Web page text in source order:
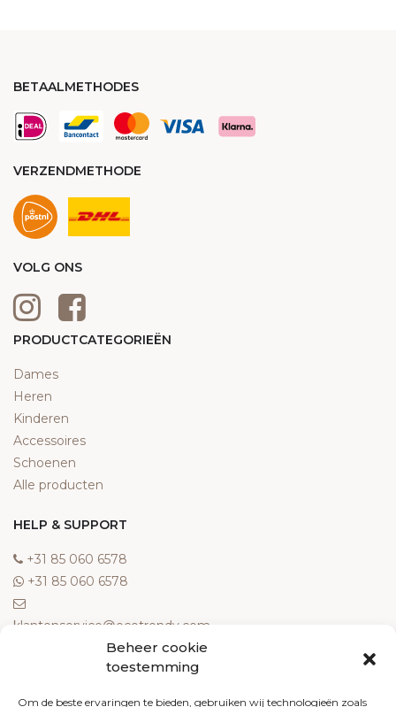
Beheer cookie
toestemming
Om de beste ervaringen te bieden, gebruiken wij technologieën zoals
BETAALMETHODES
VERZENDMETHODE
VOLG ONS
PRODUCTCATEGORIEËN
Dames
Heren
Kinderen
Accessoires
Schoenen
Alle producten
HELP & SUPPORT
‎+31 85 060 6578
‎+31 85 060 6578
klantenservice@ecotrendy.com
Meest gestelde vragen